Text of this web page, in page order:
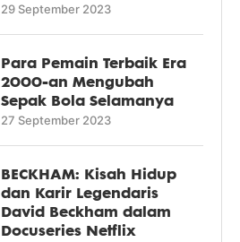
29 September 2023
Para Pemain Terbaik Era
2000-an Mengubah
Sepak Bola Selamanya
27 September 2023
BECKHAM: Kisah Hidup
dan Karir Legendaris
David Beckham dalam
Docuseries Netflix